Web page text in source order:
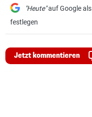
"Heute"auf Google als
festlegen
Jetzt kommentieren